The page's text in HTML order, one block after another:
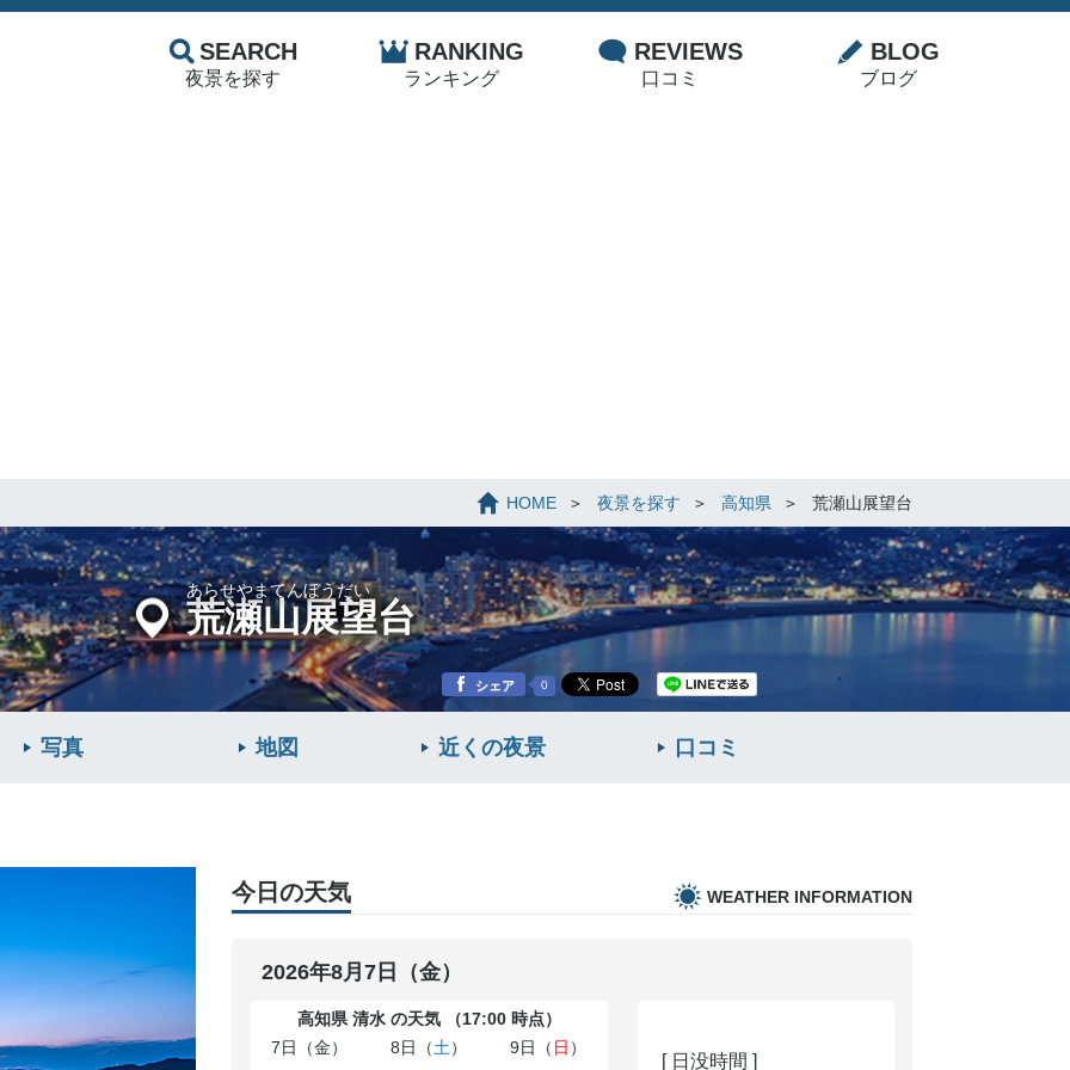
SEARCH
夜景を探す
RANKING
ランキング
REVIEWS
口コミ
BLOG
ブログ
HOME 夜景を探す 高知県 荒瀬山展望台
荒瀬山展望台
あらせやまてんぼうだい
シェア 0
写真 地図 近くの夜景 口コミ
今日の天気 WEATHER INFORMATION
2026年8月7日（金）
高知県 清水 の天気 （17:00 時点）
7日（金）
8日（土） 9日（ 日 ）
[ 日没時間 ]